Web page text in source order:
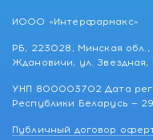
ИООО «Интерфармакс»
РБ, 223028, Минская
Ждановичи, ул. Звездная,
УНП 800003702 Дата
Республики Беларусь —
Публичный договор